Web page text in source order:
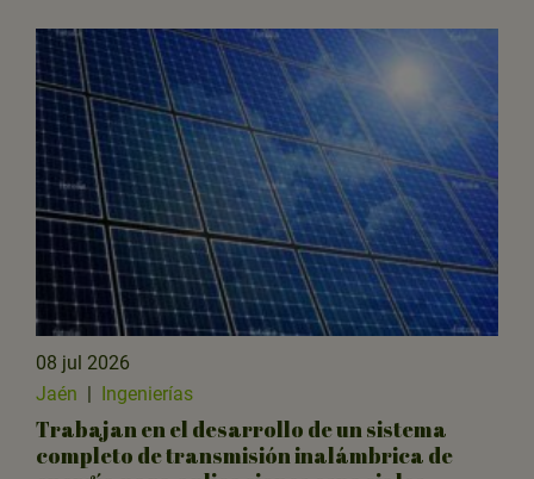
08 jul 2026
Jaén
Ingenierías
Trabajan en el desarrollo de un sistema
completo de transmisión inalámbrica de